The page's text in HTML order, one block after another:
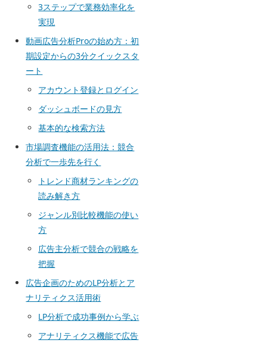
3ステップで業務効率化を
実現
動画広告分析Proの始め方：初
期設定からの3分クイックスタ
ート
アカウント登録とログイン
ダッシュボードの見方
基本的な検索方法
市場調査機能の活用法：競合
分析で一歩先を行く
トレンド商材ランキングの
読み解き方
ジャンル別比較機能の使い
方
広告主分析で競合の戦略を
把握
広告企画のためのLP分析とア
ナリティクス活用術
LP分析で成功事例から学ぶ
アナリティクス機能で広告